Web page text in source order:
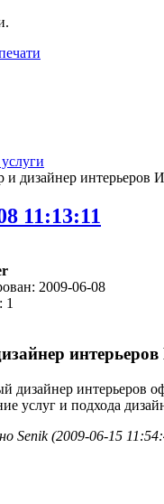
и дизайнер интерьеров
11:13:11
2009-06-08
1
дизайнер интерьеров
услуг и подхода
Senik (2009-06-15